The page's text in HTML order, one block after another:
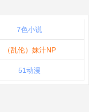
7色小说
（乱伦）妹汁NP
51动漫